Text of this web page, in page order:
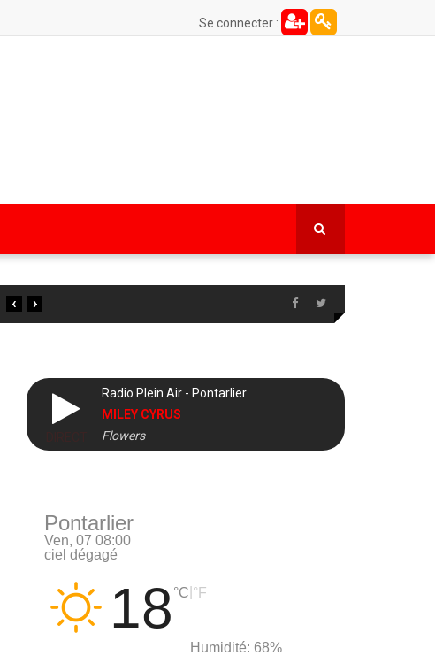
Se connecter :
›
‹
Radio Plein Air - Pontarlier
MILEY CYRUS
Flowers
Pontarlier
Ven, 07 08:00
ciel dégagé
18 °C °F
Humidité: 68%